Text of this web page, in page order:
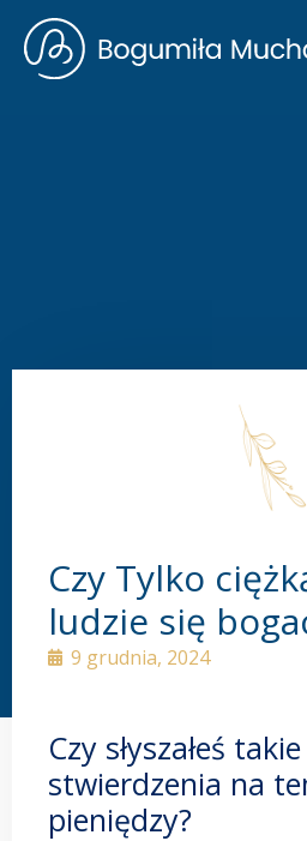
Czy Tylko
ludzie się
9 grudnia, 2024
Czy słyszałeś
stwierdzenia na
pieniędzy?